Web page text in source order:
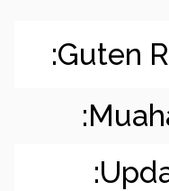
:Guten